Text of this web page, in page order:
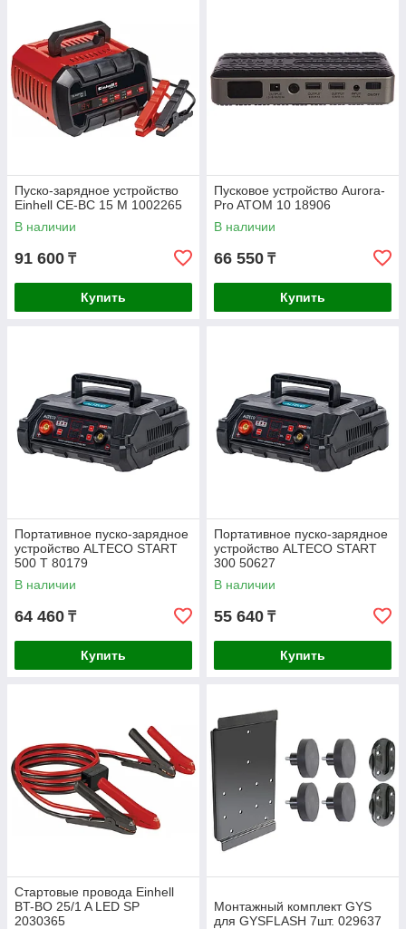
Пуско-зарядное устройство
Einhell CE-BC 15 M 1002265
В наличии
91 600 ₸
Купить
Пусковое устройство Aurora-
Pro ATOM 10 18906
В наличии
66 550 ₸
Купить
Портативное пуско-зарядное
устройство ALTECO START
500 T 80179
В наличии
64 460 ₸
Купить
Портативное пуско-зарядное
устройство ALTECO START
300 50627
В наличии
55 640 ₸
Купить
Стартовые провода Einhell
BT-BO 25/1 A LED SP
2030365
Монтажный комплект GYS
для GYSFLASH 7шт. 029637